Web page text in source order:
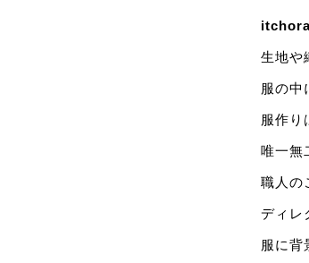
生地や
服の中
服作り
唯一無
職人の
ディレ
服に背